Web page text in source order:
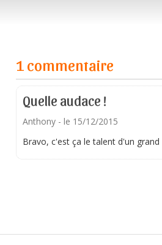
1 commentaire
Quelle audace !
Anthony - le 15/12/2015
Bravo, c'est ça le talent d'un